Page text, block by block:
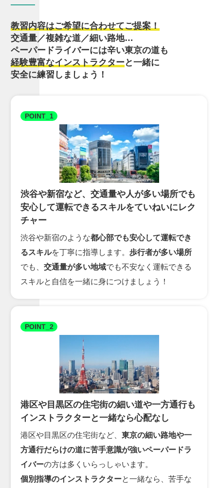
教習内容はご希望に合わせてご提案！
交通量／複雑な道／細い路地…
ペーパードライバーには辛い東京の道も
経験豊富なインストラクターと一緒に
安全に練習しましょう！
POINT_1
渋谷や新宿など、交通量や人が多い場所でも
安心して運転できるスキルをていねいにレク
チャー
渋谷や新宿のような都心部でも安心して運転でき
るスキルを丁寧に指導します。歩行者が多い場所
でも、交通量が多い地域でも不安なく運転できる
スキルと自信を一緒に身につけましょう！
POINT_2
港区や目黒区の住宅街の細い道や一方通行も
インストラクターと一緒なら心配なし
港区や目黒区の住宅街など、東京の細い路地や一
方通行だらけの道に苦手意識が強いペーパードラ
イバーの方は多くいらっしゃいます。
個別指導のインストラクターと一緒なら、苦手な